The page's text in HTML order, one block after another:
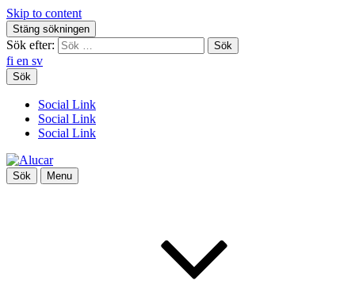
Skip to content
Stäng sökningen
Sök efter:
fi en sv
Sök
Social Link
Social Link
Social Link
Sök Menu